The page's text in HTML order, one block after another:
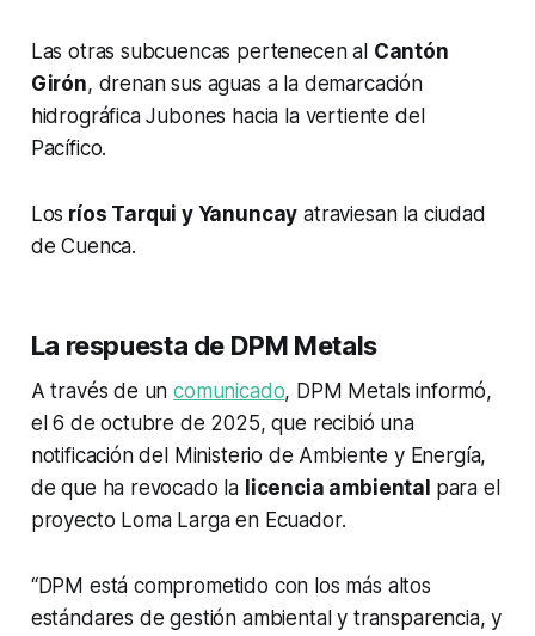
Las otras subcuencas pertenecen al Cantón
Girón, drenan sus aguas a la demarcación
hidrográfica Jubones hacia la vertiente del
Pacífico.
Los ríos Tarqui y Yanuncay atraviesan la ciudad
de Cuenca.
La respuesta de DPM Metals
A través de uncomunicado, DPM Metals informó,
el 6 de octubre de 2025, que recibió una
notificación del Ministerio de Ambiente y Energía,
de que ha revocado la licencia ambiental para el
proyecto Loma Larga en Ecuador.
“DPM está comprometido con los más altos
estándares de gestión ambiental y transparencia, y